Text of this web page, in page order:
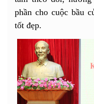
phần cho cuộc bầu
tốt đẹp.